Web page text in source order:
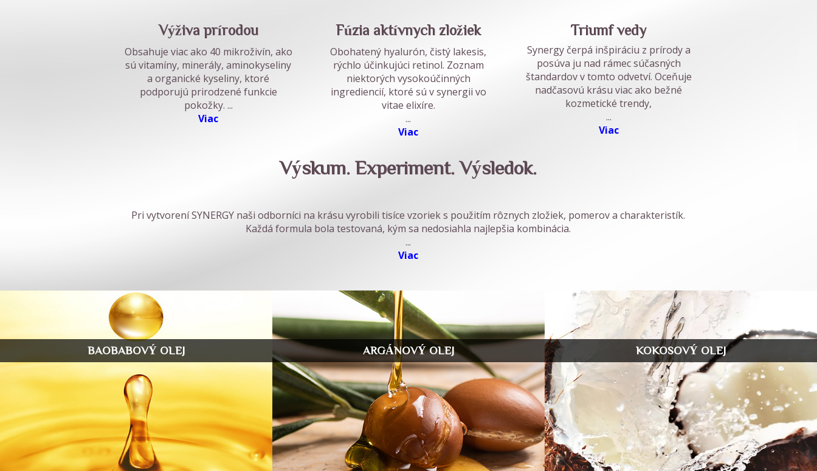
Výživa prírodou
Obsahuje viac ako 40 mikroživín, ako
sú vitamíny, minerály, aminokyseliny
a organické kyseliny, ktoré
podporujú prirodzené funkcie
pokožky. ...
Viac
Fúzia aktívnych zložiek
Obohatený hyalurón, čistý lakesis,
rýchlo účinkujúci retinol. Zoznam
niektorých vysokoúčinných
ingrediencií, ktoré sú v synergii vo
vitae elixíre.
...
Viac
Triumf vedy
Synergy čerpá inšpiráciu z prírody a
posúva ju nad rámec súčasných
štandardov v tomto odvetví. Oceňuje
nadčasovú krásu viac ako bežné
kozmetické trendy,
...
Viac
Výskum. Experiment. Výsledok.
Pri vytvorení SYNERGY naši odborníci na krásu vyrobili tisíce vzoriek s použitím rôznych zložiek, pomerov a charakteristík.
Každá formula bola testovaná, kým sa nedosiahla najlepšia kombinácia.
...
Viac
BAOBABOVÝ OLEJ ARGÁNOVÝ OLEJ KOKOSOVÝ OLEJ